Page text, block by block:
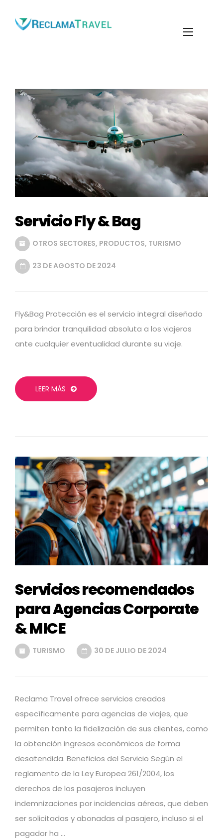
Servicio Fly & Bag
OTROS SECTORES, PRODUCTOS, TURISMO
23 DE AGOSTO DE 2024
Fly&Bag Protección es el servicio integral diseñado
para brindar tranquilidad absoluta a los viajeros
ante cualquier eventualidad durante su viaje.
LEER MÁS
Servicios recomendados
para Agencias Corporate
& MICE
TURISMO 30 DE JULIO DE 2024
Reclama Travel ofrece servicios creados
específicamente para agencias de viajes, que
permiten tanto la fidelización de sus clientes, como
la obtención ingresos económicos de forma
desatendida. Beneficios del Servicio Según el
reglamento de la Ley Europea 261/2004, los
derechos de los pasajeros incluyen
indemnizaciones por incidencias aéreas, que deben
ser solicitadas y abonadas al pasajero, incluso si el
pagador ha …